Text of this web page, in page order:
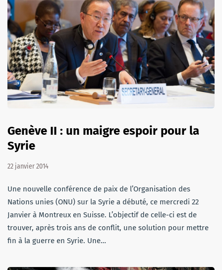
Genève II : un maigre espoir pour la
Syrie
22 janvier 2014
Une nouvelle conférence de paix de l’Organisation des
Nations unies (ONU) sur la Syrie a débuté, ce mercredi 22
Janvier à Montreux en Suisse. L’objectif de celle-ci est de
trouver, après trois ans de conflit, une solution pour mettre
fin à la guerre en Syrie. Une…